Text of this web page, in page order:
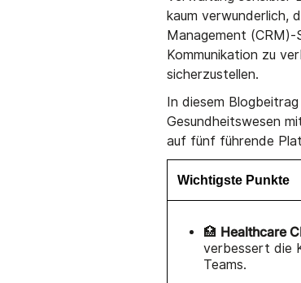
kaum verwunderlich,
Management
Kommunikation zu
sicherzustellen.
In diesem
Gesundheitswesen
auf fünf führende
Wichtigste Punkte
🏥 Healthcare
verbessert die
Teams.